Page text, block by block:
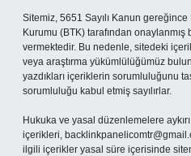
Sitemiz, 5651 Sayılı Kanun
Kurumu (BTK) tarafından onaylanmış
vermektedir. Bu nedenle, sitedeki
veya araştırma yükümlülüğümüz
yazdıkları içeriklerin sorumluluğunu
sorumluluğu kabul etmiş sayılırlar.
Hukuka ve yasal düzenlemelere
içerikleri,
ilgili içerikler yasal süre içerisinde